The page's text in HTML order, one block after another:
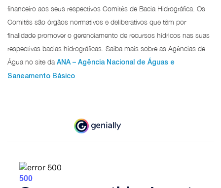
financeiro aos seus respectivos Comitês de Bacia Hidrográfica. Os
Comitês são órgãos normativos e deliberativos que têm por
finalidade promover o gerenciamento de recursos hídricos nas suas
respectivas bacias hidrográficas. Saiba mais sobre as Agências de
Água no site da ANA – Agência Nacional de Águas e
Saneamento Básico